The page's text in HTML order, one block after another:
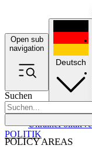
Open sub
navigation
Suchen
POLICY AREAS
UkrainePolitik
Deutsch
POLITIK